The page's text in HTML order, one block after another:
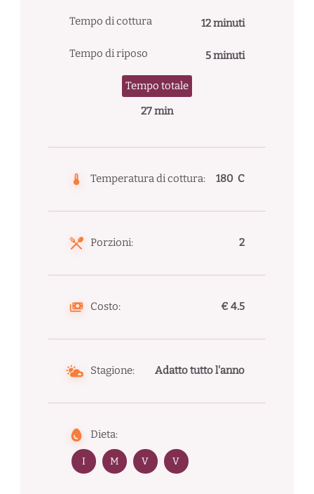
Tempo di cottura 12 minuti
Tempo di riposo 5 minuti
Tempo totale
27 min
Temperatura di cottura: 180 C
Porzioni: 2
Costo: € 4.5
Stagione: Adatto tutto l'anno
Dieta:
I M V V